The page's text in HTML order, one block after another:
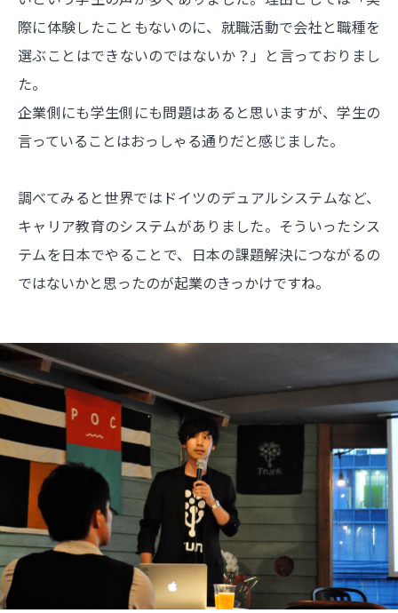
際に体験したこともないのに、就職活動で会社と職種を
選ぶことはできないのではないか？」と言っておりまし
た。
企業側にも学生側にも問題はあると思いますが、学生の
言っていることはおっしゃる通りだと感じました。
調べてみると世界ではドイツのデュアルシステムなど、
キャリア教育のシステムがありました。そういったシス
テムを日本でやることで、日本の課題解決につながるの
ではないかと思ったのが起業のきっかけですね。